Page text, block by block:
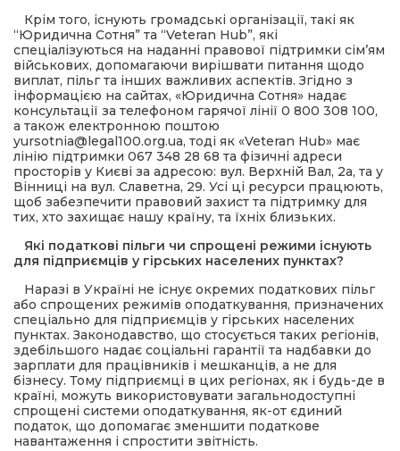
Крім того, існують громадські організації, такі як
“Юридична Сотня” та “Veteran Hub”, які
спеціалізуються на наданні правової підтримки сім’ям
військових, допомагаючи вирішвати питання щодо
виплат, пільг та інших важливих аспектів. Згідно з
інформацією на сайтах, «Юридична Сотня» надає
консультації за телефоном гарячої лінії 0 800 308 100,
а також електронною поштою
yursotnia@legal100.org.ua, тоді як «Veteran Hub» має
лінію підтримки 067 348 28 68 та фізичні адреси
просторів у Києві за адресою: вул. Верхній Вал, 2а, та у
Вінниці на вул. Славетна, 29. Усі ці ресурси працюють,
щоб забезпечити правовий захист та підтримку для
тих, хто захищає нашу країну, та їхніх близьких.
Які податкові пільги чи спрощені режими існують
для підприємців у гірських населених пунктах?
Наразі в Україні не існує окремих податкових пільг
або спрощених режимів оподаткування, призначених
спеціально для підприємців у гірських населених
пунктах. Законодавство, що стосується таких регіонів,
здебільшого надає соціальні гарантії та надбавки до
зарплати для працівників і мешканців, а не для
бізнесу. Тому підприємці в цих регіонах, як і будь-де в
країні, можуть використовувати загальнодоступні
спрощені системи оподаткування, як-от єдиний
податок, що допомагає зменшити податкове
навантаження і спростити звітність.